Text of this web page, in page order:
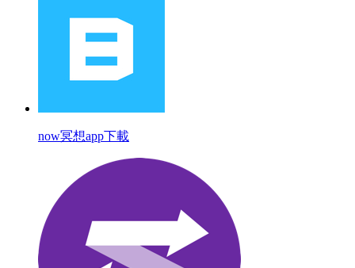
now冥想app下載